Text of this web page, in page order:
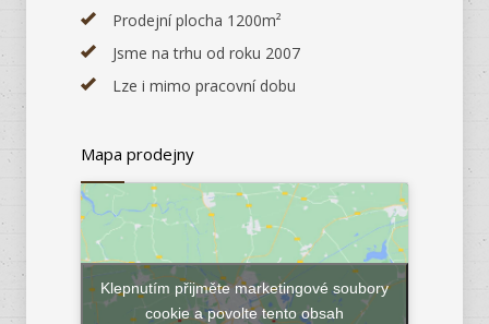
Prodejní plocha 1200m²
Jsme na trhu od roku 2007
Lze i mimo pracovní dobu
Mapa prodejny
Klepnutím přijměte marketingové soubory
cookie a povolte tento obsah